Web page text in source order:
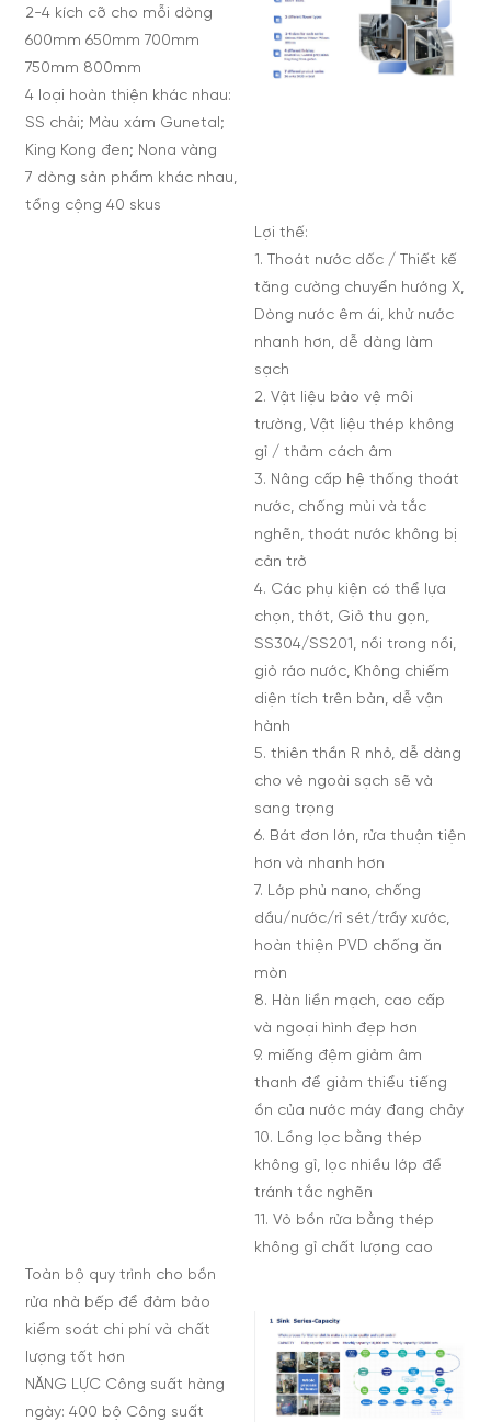
2-4 kích cỡ cho mỗi dòng
600mm 650mm 700mm
750mm 800mm
4 loại hoàn thiện khác nhau:
SS chải; Màu xám Gunetal;
King Kong đen; Nona vàng
7 dòng sản phẩm khác nhau,
tổng cộng 40 skus
Lợi thế:
1. Thoát nước dốc / Thiết kế
tăng cường chuyển hướng X,
Dòng nước êm ái, khử nước
nhanh hơn, dễ dàng làm
sạch
2. Vật liệu bảo vệ môi
trường, Vật liệu thép không
gỉ / thảm cách âm
3. Nâng cấp hệ thống thoát
nước, chống mùi và tắc
nghẽn, thoát nước không bị
cản trở
4. Các phụ kiện có thể lựa
chọn, thớt, Giỏ thu gọn,
SS304/SS201, nồi trong nồi,
giỏ ráo nước, Không chiếm
diện tích trên bàn, dễ vận
hành
5. thiên thần R nhỏ, dễ dàng
cho vẻ ngoài sạch sẽ và
sang trọng
6. Bát đơn lớn, rửa thuận tiện
hơn và nhanh hơn
7. Lớp phủ nano, chống
dầu/nước/rỉ sét/trầy xước,
hoàn thiện PVD chống ăn
mòn
8. Hàn liền mạch, cao cấp
và ngoại hình đẹp hơn
9. miếng đệm giảm âm
thanh để giảm thiểu tiếng
ồn của nước máy đang chảy
10. Lồng lọc bằng thép
không gỉ, lọc nhiều lớp để
tránh tắc nghẽn
11. Vỏ bồn rửa bằng thép
không gỉ chất lượng cao
Toàn bộ quy trình cho bồn
rửa nhà bếp để đảm bảo
kiểm soát chi phí và chất
lượng tốt hơn
NĂNG LỰC Công suất hàng
ngày: 400 bộ Công suất